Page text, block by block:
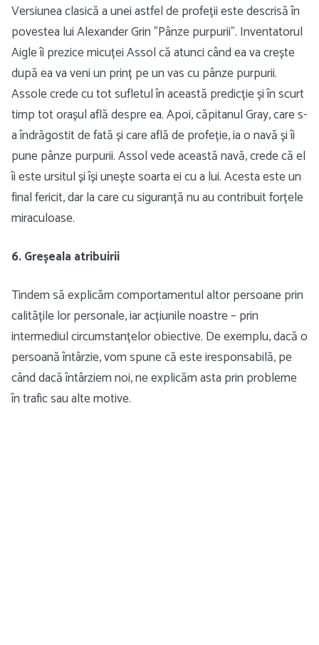
Versiunea clasică a unei astfel de profeții este descrisă în
povestea lui Alexander Grin ”Pânze purpurii”. Inventatorul
Aigle îi prezice micuței Assol că atunci când ea va crește
după ea va veni un prinț pe un vas cu pânze purpurii.
Assole crede cu tot sufletul în această predicție și în scurt
timp tot orașul află despre ea. Apoi, căpitanul Gray, care s-
a îndrăgostit de fată și care află de profeție, ia o navă și îi
pune pânze purpurii. Assol vede această navă, crede că el
îi este ursitul și își unește soarta ei cu a lui. Acesta este un
final fericit, dar la care cu siguranță nu au contribuit forțele
miraculoase.
6. Greșeala atribuirii
Tindem să explicăm comportamentul altor persoane prin
calitățile lor personale, iar acțiunile noastre – prin
intermediul circumstanțelor obiective. De exemplu, dacă o
persoană întârzie, vom spune că este iresponsabilă, pe
când dacă întârziem noi, ne explicăm asta prin probleme
în trafic sau alte motive.